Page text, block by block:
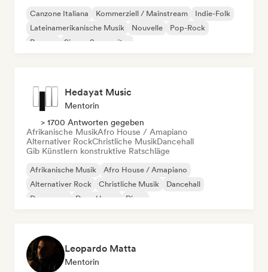
Canzone Italiana Kommerziell / Mainstream
Indie-Folk
Lateinamerikanische Musik
Nouvelle
Pop-Rock
Reggae
Singer-Songwriter
Hedayat Music
Mentorin
> 1700 Antworten gegeben
Afrikanische MusikAfro House / Amapiano
Alternativer RockChristliche MusikDancehall
Gib Künstlern konstruktive Ratschläge
Afrikanische Musik
Afro House / Amapiano
Alternativer Rock
Christliche Musik
Dancehall
Dance pop
Deep House Disco
Leopardo Matta
Mentorin